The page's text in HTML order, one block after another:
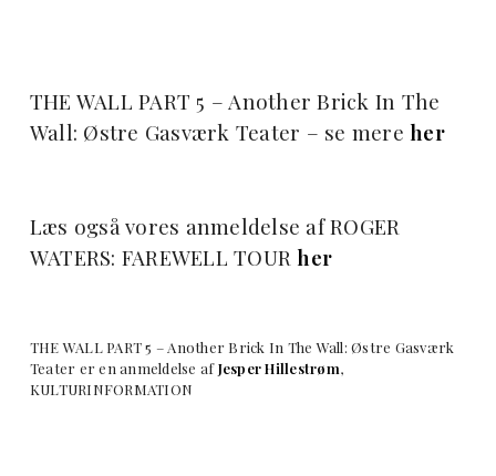
THE WALL PART 5 – Another Brick In The
Wall: Østre Gasværk Teater – se mereher
Læs også vores anmeldelse af ROGER
WATERS: FAREWELL TOURher
THE WALL PART 5 – Another Brick In The Wall: Østre Gasværk
Teater er en anmeldelse afJesper Hillestrøm,
KULTURINFORMATION